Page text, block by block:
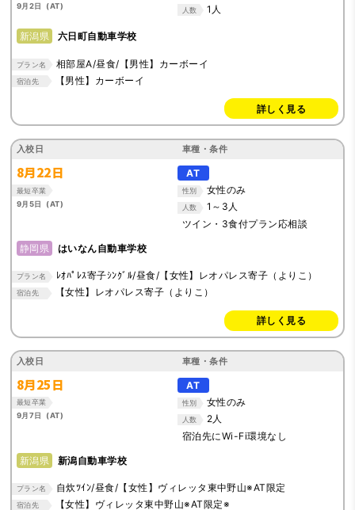
9月2日 (AT)
人数 1人
新潟県 六日町自動車学校
プラン名 相部屋A/昼食/【男性】カーボーイ
宿泊先 【男性】カーボーイ
詳しく見る
入校日
8月22日
最短卒業
9月5日 (AT)
車種・条件
AT
性別 女性のみ
人数
1～3人
ツイン・3食付プラン応相談
静岡県 はいなん自動車学校
プラン名 ﾚｵﾊﾟﾚｽ寄子ｼﾝｸﾞﾙ/昼食/【女性】レオパレス寄子（よりこ）
宿泊先 【女性】レオパレス寄子（よりこ）
詳しく見る
入校日
8月25日
最短卒業
9月7日 (AT)
車種・条件
AT
性別 女性のみ
人数
2人
宿泊先にWi-Fi環境なし
新潟県 新潟自動車学校
プラン名 自炊ﾂｲﾝ/昼食/【女性】ヴィレッタ東中野山※AT限定
宿泊先 【女性】ヴィレッタ東中野山※AT限定※